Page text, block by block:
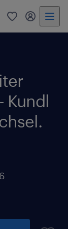
0 Mein
Kundl